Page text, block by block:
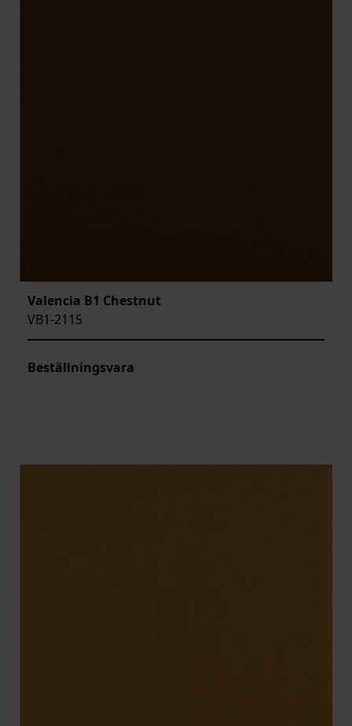
Valencia B1 Chestnut
VB1-2115
Beställningsvara